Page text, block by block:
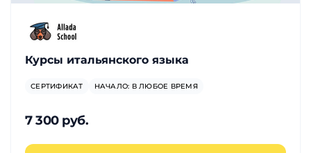
Курсы итальянского языка
СЕРТИФИКАТ НАЧАЛО: В ЛЮБОЕ ВРЕМЯ
7 300 руб.